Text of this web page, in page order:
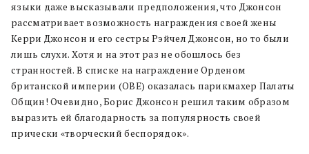
языки даже высказывали предположения, что Джонсон
рассматривает возможность награждения своей жены
Керри Джонсон и его сестры Рэйчел Джонсон, но то были
лишь слухи. Хотя и на этот раз не обошлось без
странностей. В списке на награждение Орденом
британской империи (OBE) оказалась парикмахер Палаты
Общин! Очевидно, Борис Джонсон решил таким образом
выразить ей благодарность за популярность своей
прически «творческий беспорядок».